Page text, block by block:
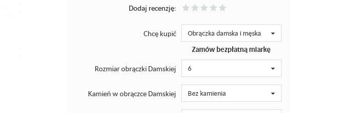
Dodaj recenzję:
Chcę kupić Obrączka damska i męska
Zamów bezpłatną miarkę
Rozmiar obrączki Damskiej
6
Kamień w obrączce Damskiej Bez kamienia